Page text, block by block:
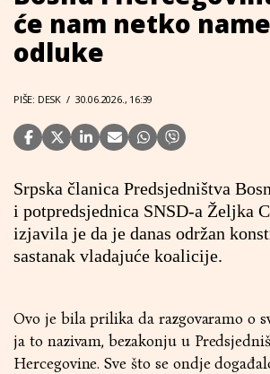
će nam netko
odluke
PIŠE: DESK / 30.06.2026., 16:39
Srpska članica Predsjedništva
i potpredsjednica SNSD-a Željka
izjavila je da je danas održan
sastanak vladajuće koalicije.
Ovo je bila prilika da razgovaramo o
ja to nazivam, bezakonju u
Hercegovine. Sve što se ondje